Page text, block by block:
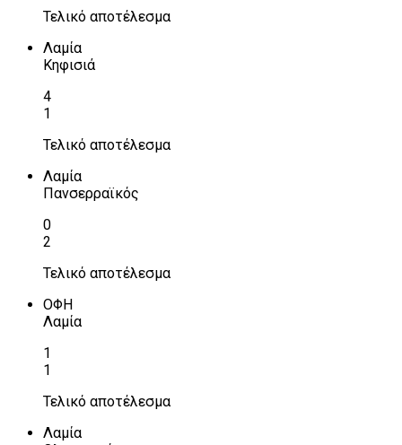
Τελικό αποτέλεσμα
Λαμία
Κηφισιά
4
1
Τελικό αποτέλεσμα
Λαμία
Πανσερραϊκός
0
2
Τελικό αποτέλεσμα
ΟΦΗ
Λαμία
1
1
Τελικό αποτέλεσμα
Λαμία